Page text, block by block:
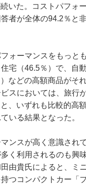
いた。コストパフォ
者が全体の94.2％と
ォーマンスをもっと
宅（46.5％）で、自
などの高額商品がそ
スにおいては、旅行
、いずれも比較的高
いる結果となった。
ンスが高く意識され
く利用されるのも興
由貴氏によると、ミ
つコンパクトカー「